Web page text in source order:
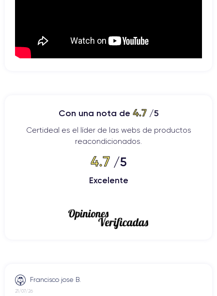
Con una nota de 4.7/5
Certideal es el líder de las webs de productos
reacondicionados.
4.7/5
Excelente
Francisco jose B.
21/07/26